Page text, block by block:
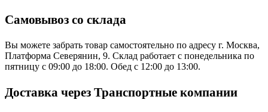
Самовывоз со склада
Вы можете забрать товар самостоятельно по адресу г. Москва,
Платформа Северянин, 9. Склад работает с понедельника по
пятницу с 09:00 до 18:00. Обед с 12:00 до 13:00.
Доставка через Транспортные компании